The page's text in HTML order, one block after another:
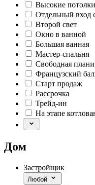
Высокие потолки
Отдельный вход
Второй свет
Окно в ванной
Большая ванная
Мастер-спальня
Свободная
Французский
Старт продаж
Рассрочка
Трейд-ин
На этапе
Дом
Застройщик
Любой